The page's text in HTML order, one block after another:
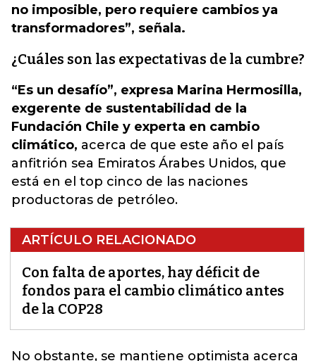
no imposible, pero requiere cambios ya
transformadores”, señala.
¿Cuáles son las expectativas de la cumbre?
“Es un desafío”, expresa Marina Hermosilla,
exgerente de sustentabilidad de la
Fundación Chile y experta en cambio
climático, acerca de que este año el país
anfitrión sea Emiratos Árabes Unidos, que
está en el top cinco de las naciones
productoras de petróleo.
ARTÍCULO RELACIONADO
Con falta de aportes, hay déficit de
fondos para el cambio climático antes
de la COP28
No obstante, se mantiene optimista acerca